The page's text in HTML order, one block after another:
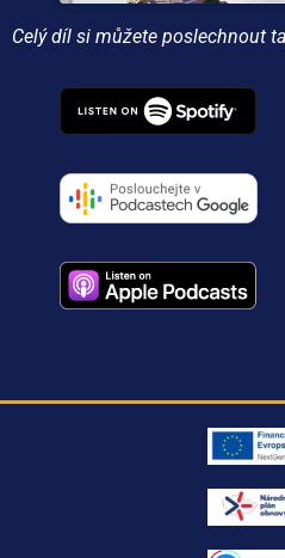
Celý díl si můžete poslechnout